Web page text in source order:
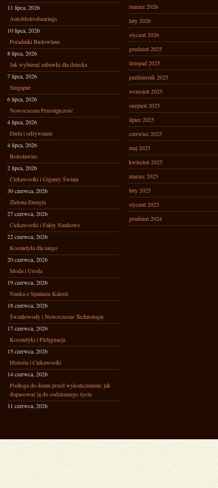
11 lipca, 2026
AutoMotivebearings
10 lipca, 2026
Poradniki Budowlane
8 lipca, 2026
Jak wybierać zabawki dla dziecka
7 lipca, 2026
Singapur
6 lipca, 2026
Nowoczesna Przestępczość
4 lipca, 2026
Dieta i odżywianie
4 lipca, 2026
Bolesławiec
2 lipca, 2026
Ciekawostki i Giganty Świata
30 czerwca, 2026
Zielona Energia
27 czerwca, 2026
Ciekawostki i Fakty Naukowe
22 czerwca, 2026
Kosmetyki dla niego
20 czerwca, 2026
Moda i Uroda
19 czerwca, 2026
Nauka o Spalaniu Kalorii
18 czerwca, 2026
Światłowody i Nowoczesne Technologie
17 czerwca, 2026
Kosmetyki i Pielęgnacja
15 czerwca, 2026
Historia i Ciekawostki
14 czerwca, 2026
Podłoga do domu przed wykończeniem: jak
dopasować ją do codziennego życia
11 czerwca, 2026
marzec 2026
luty 2026
styczeń 2026
grudzień 2025
listopad 2025
październik 2025
wrzesień 2025
sierpień 2025
lipiec 2025
czerwiec 2025
maj 2025
kwiecień 2025
marzec 2025
luty 2025
styczeń 2025
grudzień 2024